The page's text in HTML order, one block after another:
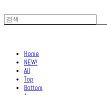
Home
NEW!
All
Top
Bottom